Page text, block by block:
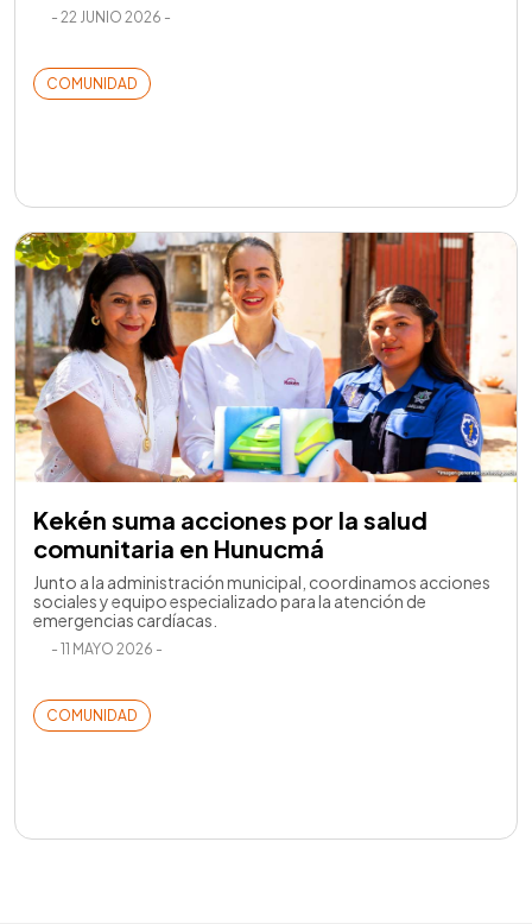
- 22 JUNIO 2026 -
COMUNIDAD
Kekén suma acciones por la salud
comunitaria en Hunucmá
Junto a la administración municipal, coordinamos acciones
sociales y equipo especializado para la atención de
emergencias cardíacas.
- 11 MAYO 2026 -
COMUNIDAD